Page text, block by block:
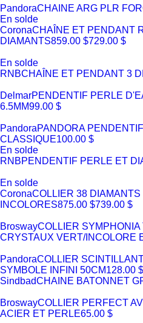
PandoraCHAINE ARG PLR
En solde
CoronaCHAÎNE ET PENDANT
DIAMANTS859.00 $729.00 $
En solde
RNBCHAÎNE ET PENDANT 3
DelmarPENDENTIF PERLE
6.5MM99.00 $
PandoraPANDORA
CLASSIQUE100.00 $
En solde
RNBPENDENTIF PERLE ET
En solde
CoronaCOLLIER 38
INCOLORES875.00 $739.00 $
BroswayCOLLIER
CRYSTAUX VERT/INCOLORE
PandoraCOLLIER
SYMBOLE INFINI 50CM128.00 $
SindbadCHAINE BATONNET
BroswayCOLLIER PERFECT
ACIER ET PERLE65.00 $